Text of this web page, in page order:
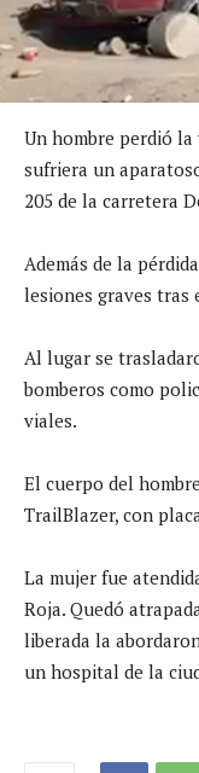
Un hombre perdió
sufriera un
205 de la carretera
Además de la
lesiones graves tras
Al lugar se
bomberos como
viales.
El cuerpo del
TrailBlazer, con
La mujer fue
Roja. Quedó
liberada la
un hospital de la